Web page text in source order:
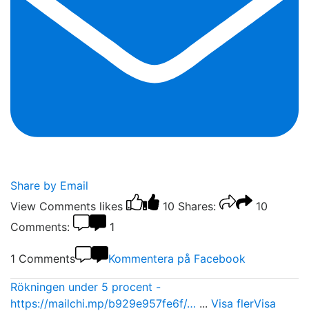
Share by Email
View Comments likes 10 Shares:
10
Comments:
1
1 Comments Kommentera på Facebook
Rökningen under 5 procent -
https://mailchi.mp/b929e957fe6f/… ... Visa flerVisa